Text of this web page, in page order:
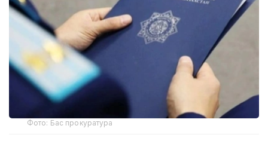
Фото: Бас прокуратура